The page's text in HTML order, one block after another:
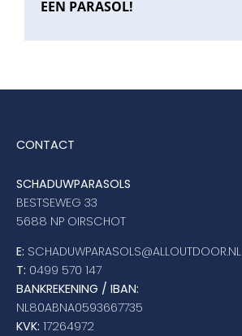
EEN PARASOL!
CONTACT
SCHADUWPARASOLS
BESTSEWEG 33
5688 NP OIRSCHOT
E: SCHADUWPARASOLS@ALLOUTDOOR.NL
T: 0499 570 147
BANKREKENING / IBAN:
NL80ABNA0593667735
KVK: 17264972